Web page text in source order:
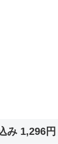
み 1,296円